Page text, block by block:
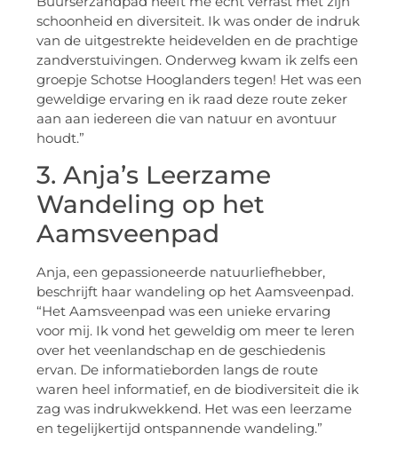
schoonheid en diversiteit. Ik was onder de indruk
van de uitgestrekte heidevelden en de prachtige
zandverstuivingen. Onderweg kwam ik zelfs een
groepje Schotse Hooglanders tegen! Het was een
geweldige ervaring en ik raad deze route zeker
aan aan iedereen die van natuur en avontuur
houdt.”
3. Anja’s Leerzame
Wandeling op het
Aamsveenpad
Anja, een gepassioneerde natuurliefhebber,
beschrijft haar wandeling op het Aamsveenpad.
“Het Aamsveenpad was een unieke ervaring
voor mij. Ik vond het geweldig om meer te leren
over het veenlandschap en de geschiedenis
ervan. De informatieborden langs de route
waren heel informatief, en de biodiversiteit die ik
zag was indrukwekkend. Het was een leerzame
en tegelijkertijd ontspannende wandeling.”